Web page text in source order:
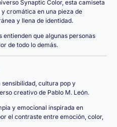
Synaptic Color, esta camiseta
cromática en una pieza de
y llena de identidad.
que algunas personas
de todo lo demás.
cultura pop y
creativo de Pablo M. León.
y emocional inspirada en
el contraste entre emoción, color,